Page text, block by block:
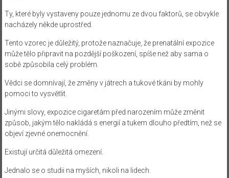
Ty, které byly vystaveny pouze jednomu ze dvou faktorů, se obvykle
nacházely někde uprostřed.
Tento vzorec je důležitý, protože naznačuje, že prenatální expozice
může tělo připravit na pozdější poškození, spíše než aby sama o
sobě způsobila celý problém.
Vědci se domnívají, že změny v játrech a tukové tkáni by mohly
pomoci to vysvětlit.
Jinými slovy, expozice cigaretám před narozením může změnit
způsob, jakým tělo nakládá s energií a tukem dlouho předtím, než se
objeví zjevné onemocnění.
Existují určitá důležitá omezení.
Jednalo se o studii na myších, nikoli na lidech.